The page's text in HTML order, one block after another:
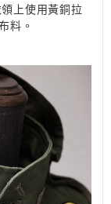
上使用黃銅拉
料。